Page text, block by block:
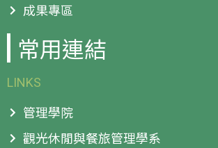
成果專區
常用連結
LINKS
管理學院
觀光休閒與餐旅管理學系